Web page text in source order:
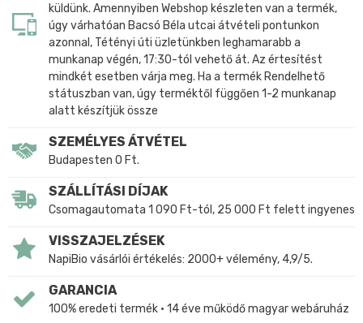
küldünk. Amennyiben Webshop készleten van a termék,
úgy várhatóan Bacsó Béla utcai átvételi pontunkon
azonnal, Tétényi úti üzletünkben leghamarabb a
munkanap végén, 17:30-tól vehető át. Az értesítést
mindkét esetben várja meg. Ha a termék Rendelhető
státuszban van, úgy terméktől függően 1-2 munkanap
alatt készítjük össze
SZEMÉLYES ÁTVÉTEL
Budapesten 0 Ft.
SZÁLLÍTÁSI DÍJAK
Csomagautomata 1 090 Ft-tól, 25 000 Ft felett ingyenes
VISSZAJELZÉSEK
NapiBio vásárlói értékelés: 2000+ vélemény, 4,9/5.
GARANCIA
100% eredeti termék • 14 éve működő magyar webáruház